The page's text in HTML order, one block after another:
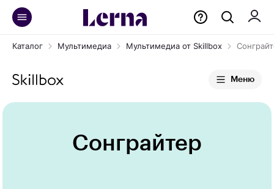
Каталог Мультимедиа Мультимедиа от Skillbox
Меню
Сонграйтер